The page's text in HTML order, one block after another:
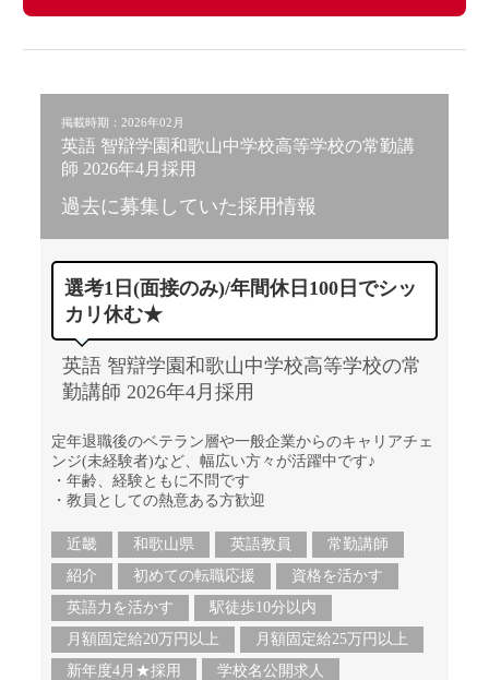
掲載時期：2026年02月
英語 智辯学園和歌山中学校高等学校の常勤講
師 2026年4月採用
過去に募集していた採用情報
選考1日(面接のみ)/年間休日100日でシッ
カリ休む★
英語 智辯学園和歌山中学校高等学校の常
勤講師 2026年4月採用
定年退職後のベテラン層や一般企業からのキャリアチェ
ンジ(未経験者)など、幅広い方々が活躍中です♪
・年齢、経験ともに不問です
・教員としての熱意ある方歓迎
近畿 和歌山県 英語教員
常勤講師
紹介
初めての転職応援
資格を活かす
英語力を活かす
駅徒歩10分以内
月額固定給20万円以上
月額固定給25万円以上
新年度4月★採用
学校名公開求人